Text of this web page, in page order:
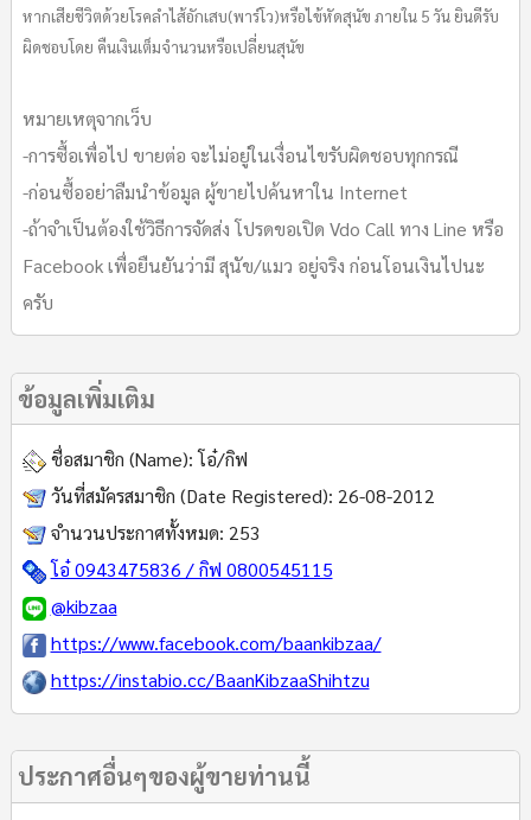
หากเสียชีวิตด้วยโรคลำไส้อักเสบ(พาร์โว)หรือไข้หัดสุนัข ภายใน 5 วัน ยินดีรับ
ผิดชอบโดย คืนเงินเต็มจำนวนหรือเปลี่ยนสุนัข
หมายเหตุจากเว็บ
-การซื้อเพื่อไป ขายต่อ จะไม่อยู่ในเงื่อนไขรับผิดชอบทุกกรณี
-ก่อนซื้ออย่าลืมนำข้อมูล ผู้ขายไปค้นหาใน Internet
-ถ้าจำเป็นต้องใช้วิธีการจัดส่ง โปรดขอเปิด Vdo Call ทาง Line หรือ
Facebook เพื่อยืนยันว่ามี สุนัข/แมว อยู่จริง ก่อนโอนเงินไปนะ
ครับ
ข้อมูลเพิ่มเติม
ชื่อสมาชิก (Name):โอ๋/กิฟ
วันที่สมัครสมาชิก (Date Registered): 26-08-2012
จำนวนประกาศทั้งหมด: 253
โอ๋ 0943475836 / กิฟ 0800545115
@kibzaa
https://www.facebook.com/baankibzaa/
https://instabio.cc/BaanKibzaaShihtzu
ประกาศอื่นๆของผู้ขายท่านนี้